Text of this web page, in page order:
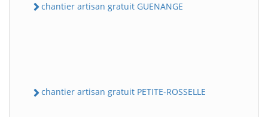
chantier artisan gratuit GUENANGE
chantier artisan gratuit PETITE-ROSSELLE